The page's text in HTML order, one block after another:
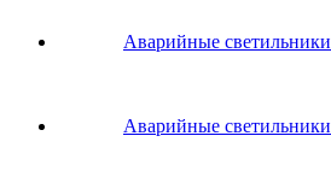
Аварийные
Аварийные